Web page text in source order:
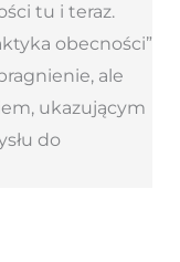
tu i teraz.
obecności”
ale
ukazującym
do